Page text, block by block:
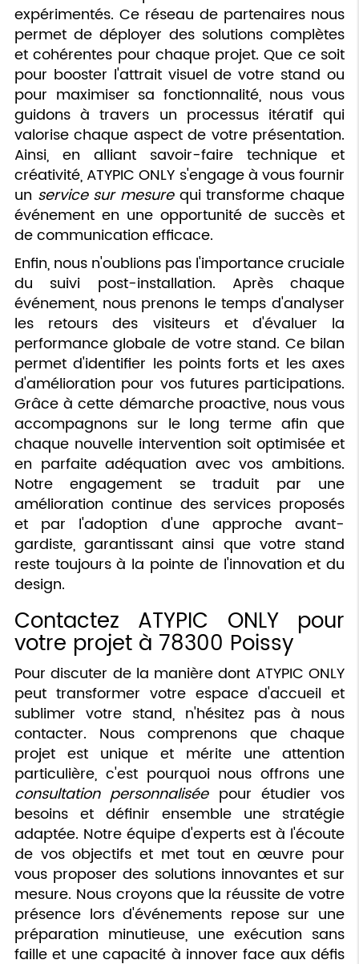
expérimentés. Ce réseau de partenaires nous
permet de déployer des solutions complètes
et cohérentes pour chaque projet. Que ce soit
pour booster l'attrait visuel de votre stand ou
pour maximiser sa fonctionnalité, nous vous
guidons à travers un processus itératif qui
valorise chaque aspect de votre présentation.
Ainsi, en alliant savoir-faire technique et
créativité, ATYPIC ONLY s'engage à vous fournir
un service sur mesurequi transforme chaque
événement en une opportunité de succès et
de communication efficace.
Enfin, nous n'oublions pas l'importance cruciale
du suivi post-installation. Après chaque
événement, nous prenons le temps d'analyser
les retours des visiteurs et d'évaluer la
performance globale de votre stand. Ce bilan
permet d'identifier les points forts et les axes
d'amélioration pour vos futures participations.
Grâce à cette démarche proactive, nous vous
accompagnons sur le long terme afin que
chaque nouvelle intervention soit optimisée et
en parfaite adéquation avec vos ambitions.
Notre engagement se traduit par une
amélioration continue des services proposés
et par l'adoption d'une approche avant-
gardiste, garantissant ainsi que votre stand
reste toujours à la pointe de l'innovation et du
design.
Contactez ATYPIC ONLY pour
votre projet à 78300 Poissy
Pour discuter de la manière dont ATYPIC ONLY
peut transformer votre espace d'accueil et
sublimer votre stand, n'hésitez pas à nous
contacter. Nous comprenons que chaque
projet est unique et mérite une attention
particulière, c'est pourquoi nous offrons une
consultation personnaliséepour étudier vos
besoins et définir ensemble une stratégie
adaptée. Notre équipe d'experts est à l'écoute
de vos objectifs et met tout en œuvre pour
vous proposer des solutions innovantes et sur
mesure. Nous croyons que la réussite de votre
présence lors d'événements repose sur une
préparation minutieuse, une exécution sans
faille et une capacité à innover face aux défis